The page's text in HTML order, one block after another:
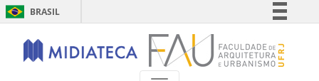
BRASIL
Simplifique!
Comunica BR